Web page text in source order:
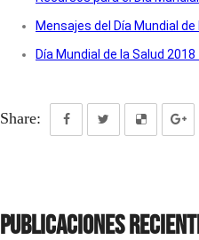
Mensajes del Día Mundial de
Día Mundial de la Salud
Share:
Publicaciones